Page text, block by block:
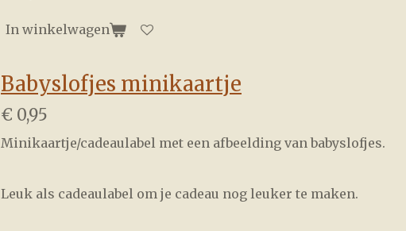
In winkelwagen
Babyslofjes minikaartje
€ 0,95
Minikaartje/cadeaulabel met een afbeelding van babyslofjes.
Leuk als cadeaulabel om je cadeau nog leuker te maken.